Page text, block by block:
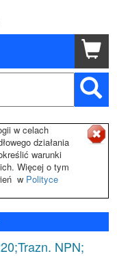
w celach
działania
warunki
Więcej o tym
w Polityce
NPN;